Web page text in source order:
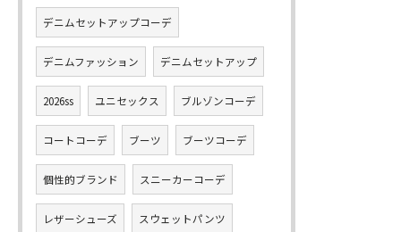
デニムセットアップコーデ
デニムファッション デニムセットアップ
2026ss ユニセックス ブルゾンコーデ
コートコーデ ブーツ ブーツコーデ
個性的ブランド スニーカーコーデ
レザーシューズ スウェットパンツ